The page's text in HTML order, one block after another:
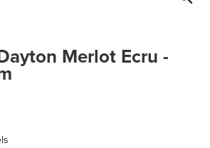
Merlot Ecru -